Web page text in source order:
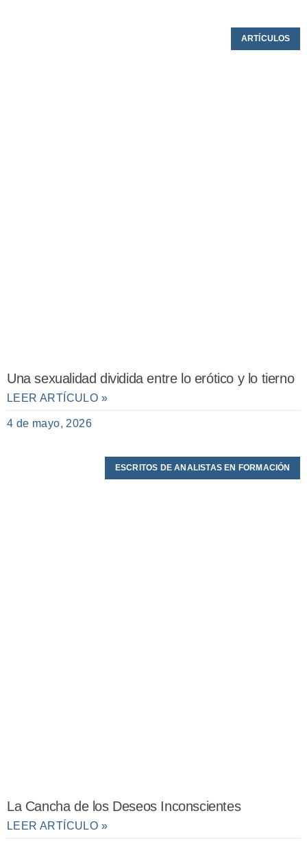
ARTÍCULOS
Una sexualidad dividida entre lo erótico y lo tierno
LEER ARTÍCULO »
4 de mayo, 2026
ESCRITOS DE ANALISTAS EN FORMACIÓN
La Cancha de los Deseos Inconscientes
LEER ARTÍCULO »